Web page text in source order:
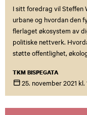
I sitt foredrag vil Steffen
urbane og hvordan den
flerlaget økosystem av
politiske nettverk.
støtte offentlighet,
TKM BISPEGATA
25. november2021 kl.